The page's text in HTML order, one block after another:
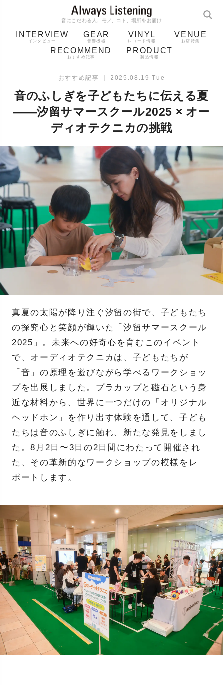
音にこだわる人、モノ、コト、場所をお届け
INTERVIEW
インタビュー
GEAR
音響機器
VINYL
レコード情報
VENUE
お店特集
RECOMMEND
おすすめ記事
PRODUCT
製品情報
ジャケット アルバム
レコード針
おすすめ記事 ｜ 2025.08.19 Tue
音のふしぎを子どもたちに伝える夏
——汐留サマースクール2025 × オー
ディオテクニカの挑戦
真夏の太陽が降り注ぐ汐留の街で、子どもたち
の探究心と笑顔が輝いた「汐留サマースクール
2025」。未来への好奇心を育むこのイベント
で、オーディオテクニカは、子どもたちが
「音」の原理を遊びながら学べるワークショッ
プを出展しました。プラカップと磁石という身
近な材料から、世界に一つだけの「オリジナル
ヘッドホン」を作り出す体験を通して、子ども
たちは音のふしぎに触れ、新たな発見をしまし
た。8月2日〜3日の2日間にわたって開催され
た、その革新的なワークショップの模様をレ
ポートします。